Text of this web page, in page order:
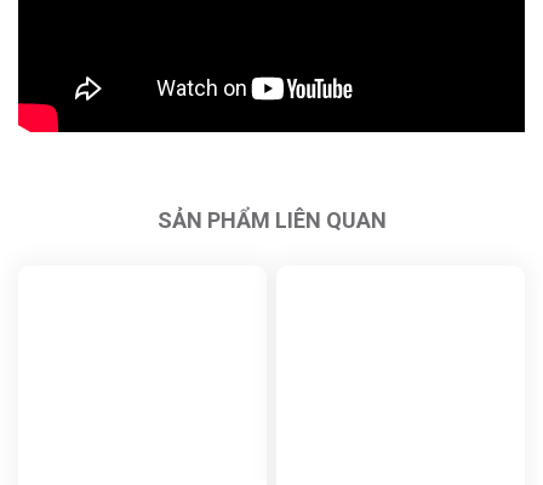
SẢN PHẨM LIÊN QUAN